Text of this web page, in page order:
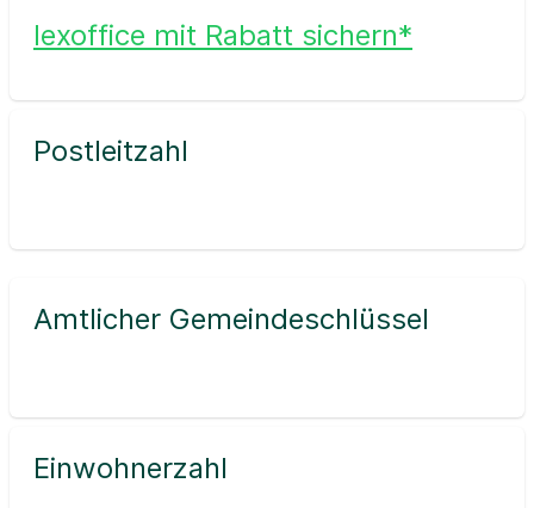
lexoffice mit Rabatt sichern*
Postleitzahl
Amtlicher Gemeindeschlüssel
Einwohnerzahl